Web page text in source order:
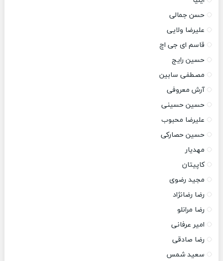
حسن جمالی
علیرضا ولایی
قاسم ای جی اچ
حسین رایج
مصطفی سابین
آرش معروفی
حسین حسینی
علیرضا محبوب
حسین حصارکی
مهدیار
کاپیتان
مجید رضوی
رضا رضانژاد
رضا مرانلو
امیر عرفانی
رضا صادقی
سعید شمس